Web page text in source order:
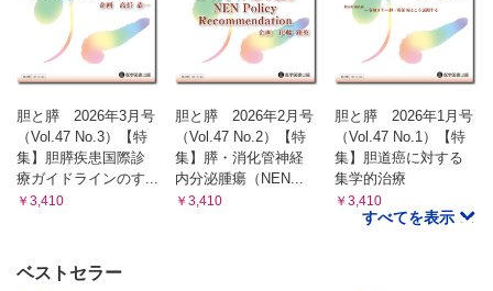
胆と膵 2026年3月号
（Vol.47 No.3）【特
集】胆膵疾患国際診
療ガイドラインのす...
￥3,410
胆と膵 2026年2月号
（Vol.47 No.2）【特
集】膵・消化管神経
内分泌腫瘍（NEN...
￥3,410
胆と膵 2026年1月号
（Vol.47 No.1）【特
集】胆道癌に対する
集学的治療
￥3,410
すべてを表示
ベストセラー